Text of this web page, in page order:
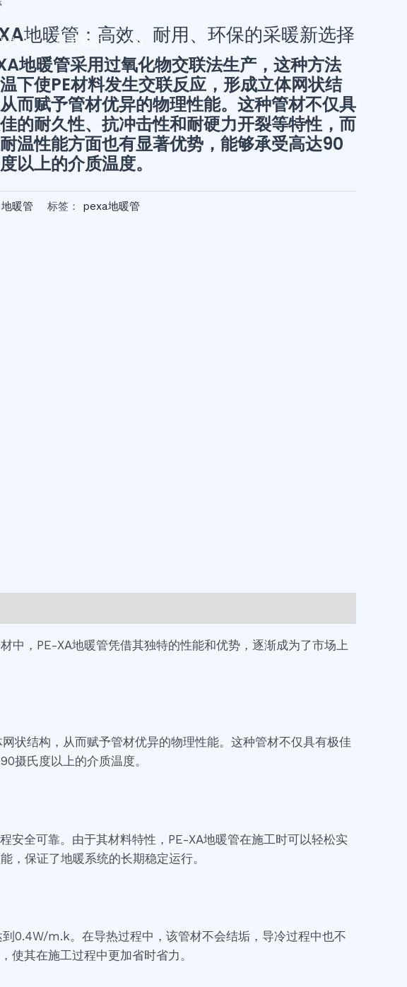
中心 联系我们 VR
地暖管：高效、耐用、环保的采暖新选择
地暖管采用过氧化物交联法生产，这种方法
下使PE材料发生交联反应，形成立体网状结
而赋予管材优异的物理性能。这种管材不仅具
的耐久性、抗冲击性和耐硬力开裂等特性，而
温性能方面也有显著优势，能够承受高达90
以上的介质温度。
地暖管 标签： pexa地暖管
中，PE-XA地暖管凭借其独特的性能和优势，逐渐成为了市场上
状结构，从而赋予管材优异的物理性能。这种管材不仅具有极佳
摄氏度以上的介质温度。
安全可靠。由于其材料特性，PE-XA地暖管在施工时可以轻松实
，保证了地暖系统的长期稳定运行。
0.4W/m.k。在导热过程中，该管材不会结垢，导冷过程中也不
使其在施工过程中更加省时省力。